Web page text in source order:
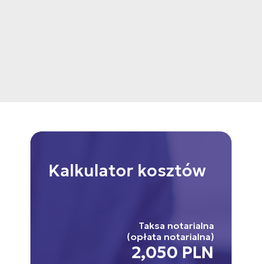
Kalkulator kosztów
Taksa notarialna
(opłata notarialna)
2,050 PLN